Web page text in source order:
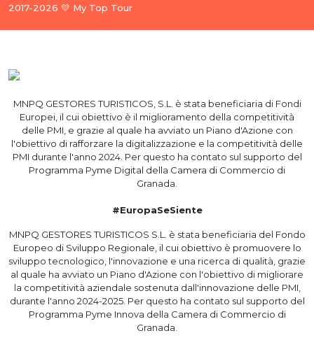
2017-2026 💛 My Top Tour
MNPQ GESTORES TURISTICOS, S.L. è stata beneficiaria di Fondi
Europei, il cui obiettivo è il miglioramento della competitività
delle PMI, e grazie al quale ha avviato un Piano d'Azione con
l'obiettivo di rafforzare la digitalizzazione e la competitività delle
PMI durante l'anno 2024. Per questo ha contato sul supporto del
Programma Pyme Digital della Camera di Commercio di
Granada.
#EuropaSeSiente
MNPQ GESTORES TURISTICOS S.L. è stata beneficiaria del Fondo
Europeo di Sviluppo Regionale, il cui obiettivo è promuovere lo
sviluppo tecnologico, l'innovazione e una ricerca di qualità, grazie
al quale ha avviato un Piano d'Azione con l'obiettivo di migliorare
la competitività aziendale sostenuta dall'innovazione delle PMI,
durante l'anno 2024-2025. Per questo ha contato sul supporto del
Programma Pyme Innova della Camera di Commercio di
Granada.